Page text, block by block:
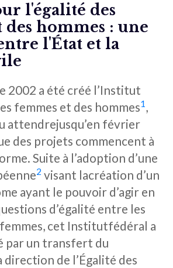
l'égalité des
des hommes : une
l'État et la
2002 a été créé l’Institut
femmes et des hommes1 ,
attendrejusqu’en février
des projets commencent à
Suite à l’adoption d’une
2 visant lacréation d’un
ayant le pouvoir d’agir en
d’égalité entre les
cet Institutfédéral a
par un transfert du
direction de l’Égalité des